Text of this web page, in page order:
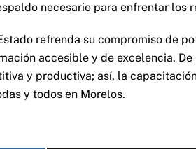
necesario para enfrentar los
refrenda su compromiso de
accesible y de excelencia.
y productiva; así, la
y todos en Morelos.